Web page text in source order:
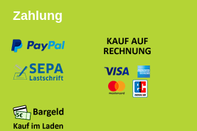
Zahlung